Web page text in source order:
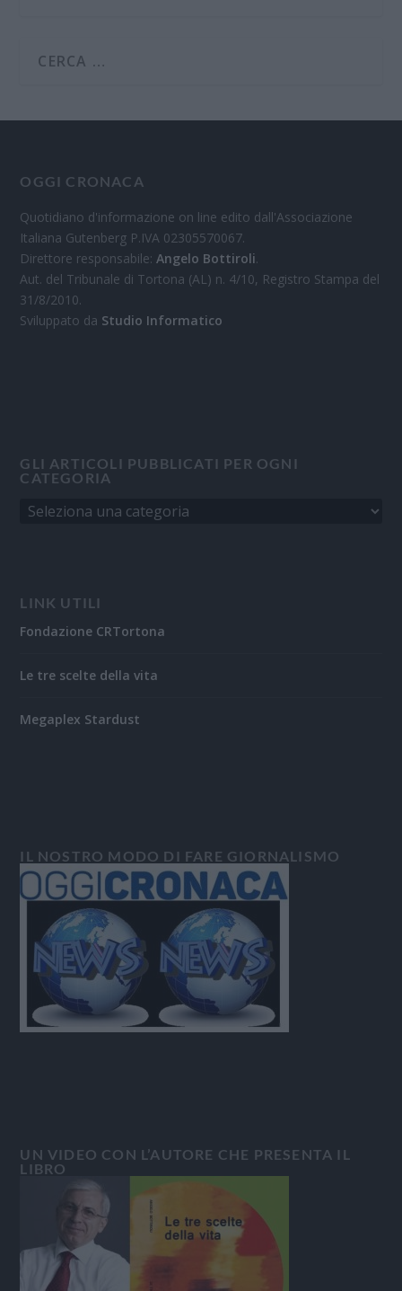
OGGI CRONACA
Quotidiano d'informazione on line edito dall'Associazione
Italiana Gutenberg P.IVA 02305570067.
Direttore responsabile:Angelo Bottiroli.
Aut. del Tribunale di Tortona (AL) n. 4/10, Registro Stampa del
31/8/2010.
Sviluppato da Studio Informatico
GLI ARTICOLI PUBBLICATI PER OGNI
CATEGORIA
LINK UTILI
Fondazione CRTortona
Le tre scelte della vita
Megaplex Stardust
IL NOSTRO MODO DI FARE GIORNALISMO
UN VIDEO CON L’AUTORE CHE PRESENTA IL
LIBRO